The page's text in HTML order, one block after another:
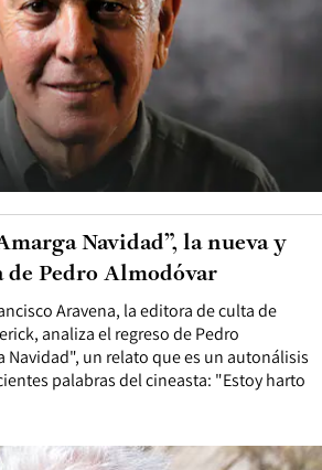
Aravena, la editora de culta de
analiza el regreso de Pedro
Navidad", un relato que es un autonálisis
palabras del cineasta: "Estoy harto
Navidad”, la nueva y
Pedro Almodóvar